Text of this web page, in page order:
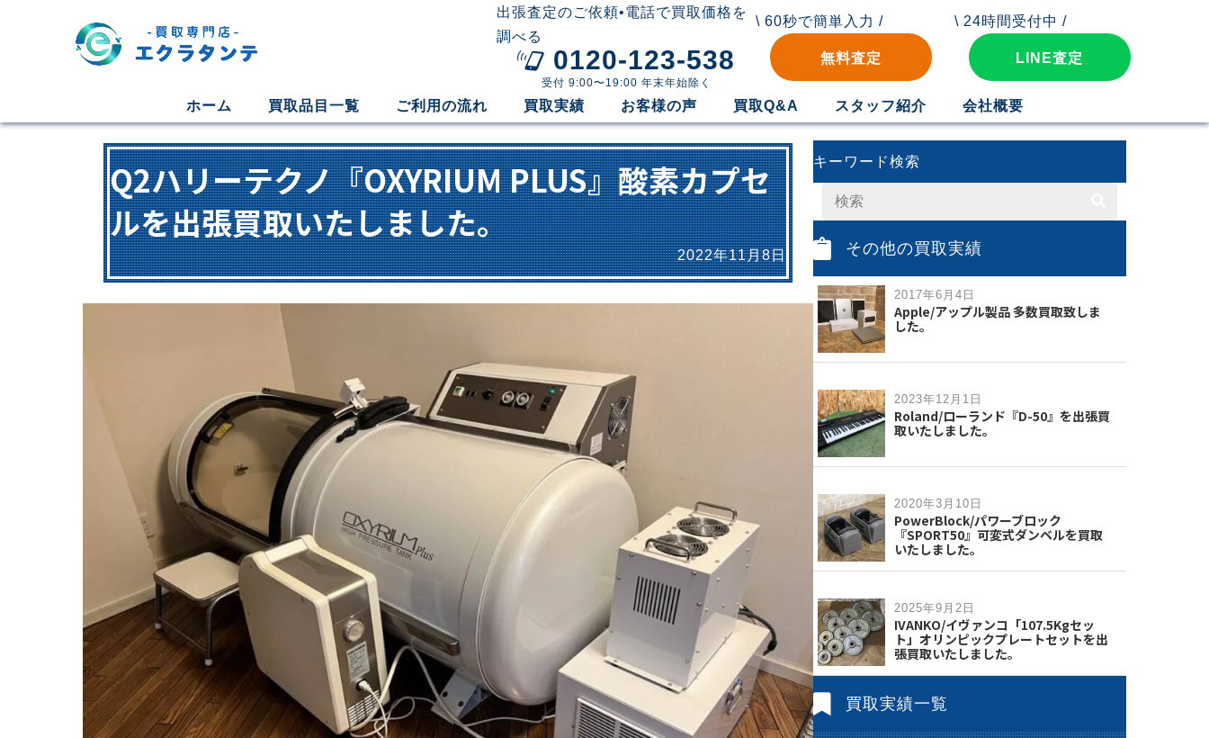
出張査定のご依頼•電話で買取価格を
調べる
0120-123-538
受付 9:00〜19:00 年末年始除く
\ 60秒で簡単入力 /
無料査定
\ 24時間受付中 /
LINE査定
ホーム 買取品目一覧 ご利用の流れ 買取実績 お客様の声 買取Q&A スタッフ紹介 会社概要
Q2ハリーテクノ『OXYRIUM PLUS』酸素カプセ
ルを出張買取いたしました。
2022年11月8日
キーワード検索
その他の買取実績
2017年6月4日
Apple/アップル製品 多数買取致しま
した。
2023年12月1日
Roland/ローランド『D-50』を出張買
取いたしました。
2020年3月10日
PowerBlock/パワーブロック
『SPORT50』可変式ダンベルを買取
いたしました。
2025年9月2日
IVANKO/イヴァンコ「107.5Kgセッ
ト」オリンピックプレートセットを出
張買取いたしました。
買取実績一覧